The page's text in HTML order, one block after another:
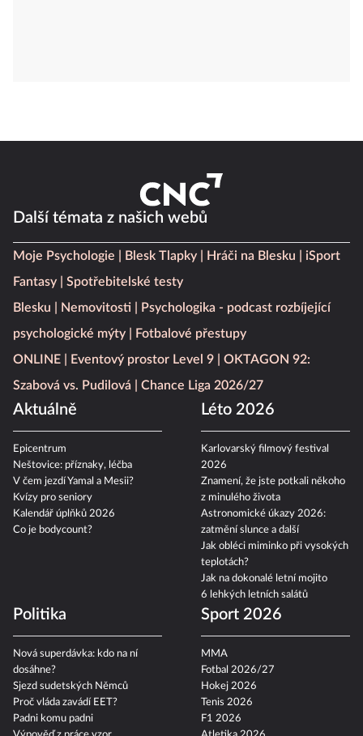
Další témata z našich webů
Moje Psychologie Blesk Tlapky Hráči na Blesku
iSport
Fantasy
Spotřebitelské testy
Blesku
Nemovitosti
Psychologika - podcast rozbíjející
psychologické mýty
Fotbalové přestupy
ONLINE
Eventový prostor Level 9
OKTAGON 92:
Szabová vs. Pudilová
Chance Liga 2026/27
Aktuálně
Epicentrum
Neštovice: příznaky, léčba
V čem jezdí Yamal a Mesii?
Kvízy pro seniory
Kalendář úplňků 2026
Co je bodycount?
Léto 2026
Karlovarský filmový festival
2026
Znamení, že jste potkali někoho
z minulého života
Astronomické úkazy 2026:
zatmění slunce a další
Jak obléci miminko při vysokých
teplotách?
Jak na dokonalé letní mojito
6 lehkých letních salátů
Politika
Nová superdávka: kdo na ní
dosáhne?
Sjezd sudetských Němců
Proč vláda zavádí EET?
Padni komu padni
Sport 2026
MMA
Fotbal 2026/27
Hokej 2026
Tenis 2026
F1 2026